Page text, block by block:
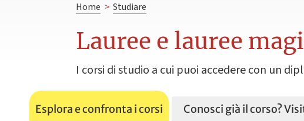
Home > Studiare
Lauree e lauree
I corsi di studio a cui puoi accedere con un
Esplora e confronta i corsi Conosci già il corso?